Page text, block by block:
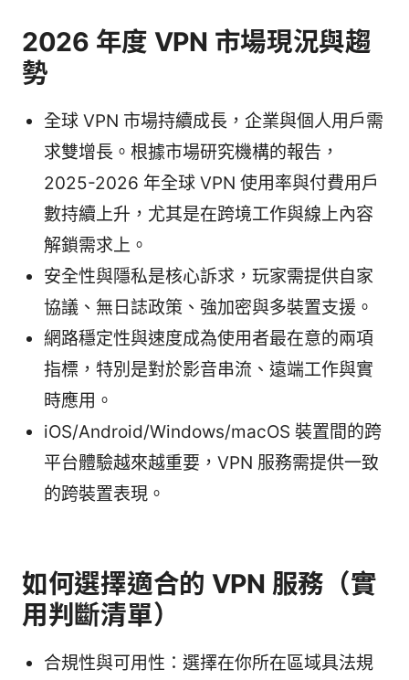
2026 年度 VPN 市場現況與趨
勢
全球 VPN 市場持續成長，企業與個人用戶需
求雙增長。根據市場研究機構的報告，
2025-2026 年全球 VPN 使用率與付費用戶
數持續上升，尤其是在跨境工作與線上內容
解鎖需求上。
安全性與隱私是核心訴求，玩家需提供自家
協議、無日誌政策、強加密與多裝置支援。
網路穩定性與速度成為使用者最在意的兩項
指標，特別是對於影音串流、遠端工作與實
時應用。
iOS/Android/Windows/macOS 裝置間的跨
平台體驗越來越重要，VPN 服務需提供一致
的跨裝置表現。
如何選擇適合的 VPN 服務（實
用判斷清單）
合規性與可用性：選擇在你所在區域具法規